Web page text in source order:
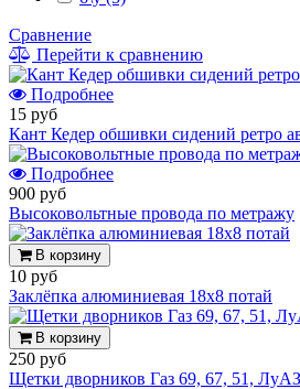
Сравнение
Перейти к сравнению
Подробнее
15 руб
Кант Кедер обшивки сидений ретро
Подробнее
900 руб
Высоковольтные провода по метражу
В корзину
10 руб
Заклёпка алюминиевая 18x8 потай
В корзину
250 руб
Щетки дворников Газ 69, 67, 51,